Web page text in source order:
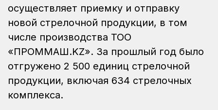
осуществляет приемку и отправку
новой стрелочной продукции, в том
числе производства ТОО
«ПРОММАШ.KZ». За прошлый год было
отгружено 2 500 единиц стрелочной
продукции, включая 634 стрелочных
комплекса.